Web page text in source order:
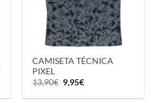
CAMISETA TÉCNICA
PIXEL
13,90€ El
precio
original
9,95€El
actual